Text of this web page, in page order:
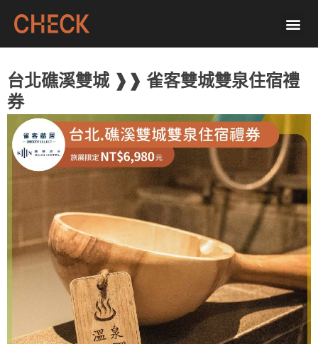
台北礁溪雙城 ❱❱ 雀客雙城雙泉住宿禮
券